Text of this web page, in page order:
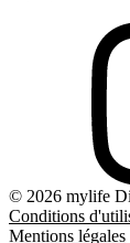
© 2026 mylife
Conditions
Mentions légales